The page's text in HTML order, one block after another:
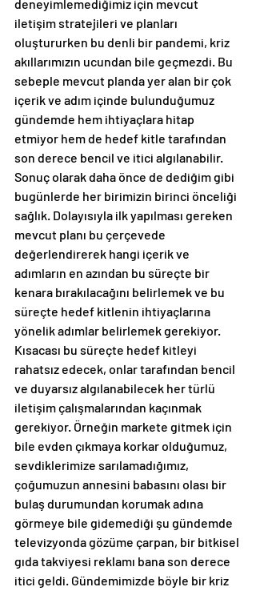
deneyimlemediğimiz için mevcut
iletişim stratejileri ve planları
oluştururken bu denli bir pandemi, kriz
akıllarımızın ucundan bile geçmezdi. Bu
sebeple mevcut planda yer alan bir çok
içerik ve adım içinde bulunduğumuz
gündemde hem ihtiyaçlara hitap
etmiyor hem de hedef kitle tarafından
son derece bencil ve itici algılanabilir.
Sonuç olarak daha önce de dediğim gibi
bugünlerde her birimizin birinci önceliği
sağlık. Dolayısıyla ilk yapılması gereken
mevcut planı bu çerçevede
değerlendirerek hangi içerik ve
adımların en azından bu süreçte bir
kenara bırakılacağını belirlemek ve bu
süreçte hedef kitlenin ihtiyaçlarına
yönelik adımlar belirlemek gerekiyor.
Kısacası bu süreçte hedef kitleyi
rahatsız edecek, onlar tarafından bencil
ve duyarsız algılanabilecek her türlü
iletişim çalışmalarından kaçınmak
gerekiyor. Örneğin markete gitmek için
bile evden çıkmaya korkar olduğumuz,
sevdiklerimize sarılamadığımız,
çoğumuzun annesini babasını olası bir
bulaş durumundan korumak adına
görmeye bile gidemediği şu gündemde
televizyonda gözüme çarpan, bir bitkisel
gıda takviyesi reklamı bana son derece
itici geldi. Gündemimizde böyle bir kriz